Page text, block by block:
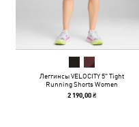
Леггинсы VELOCITY 5" Tight
Running Shorts Women
2 190,00 ₴